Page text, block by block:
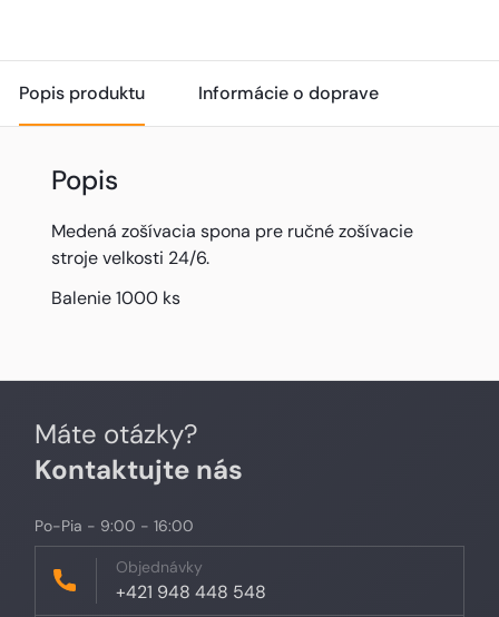
Popis produktu Informácie o doprave
Popis
Medená zošívacia spona pre ručné zošívacie
stroje velkosti 24/6.
Balenie 1000 ks
Máte otázky?
Kontaktujte nás
Po-Pia - 9:00 - 16:00
Objednávky
+421 948 448 548